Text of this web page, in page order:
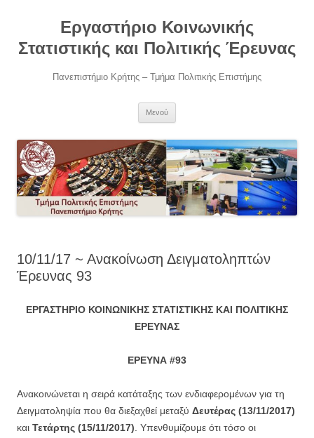
περιεχόμενοΕργαστήριο Κοινωνικής
Στατιστικής και Πολιτικής Έρευνας
Πανεπιστήμιο Κρήτης – Τμήμα Πολιτικής Επιστήμης
Μενού
10/11/17 ~ Ανακοίνωση Δειγματοληπτών
Έρευνας 93
ΕΡΓΑΣΤΗΡΙΟ ΚΟΙΝΩΝΙΚΗΣ ΣΤΑΤΙΣΤΙΚΗΣ ΚΑΙ ΠΟΛΙΤΙΚΗΣ
ΕΡΕΥΝΑΣ
ΕΡΕΥΝΑ #93
Ανακοινώνεται η σειρά κατάταξης των ενδιαφερομένων για τη
Δειγματοληψία που θα διεξαχθεί μεταξύ Δευτέρας (13/11/2017)
και Τετάρτης (15/11/2017). Υπενθυμίζουμε ότι τόσο οι